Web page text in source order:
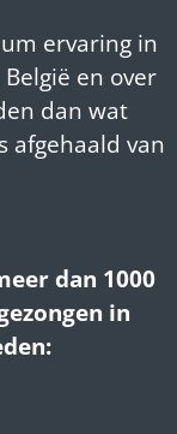
ervaring in
en over
dan wat
afgehaald van
dan 1000
in